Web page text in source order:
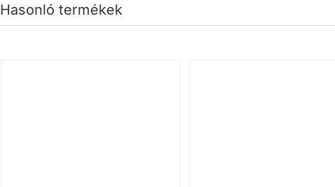
Hasonló termékek